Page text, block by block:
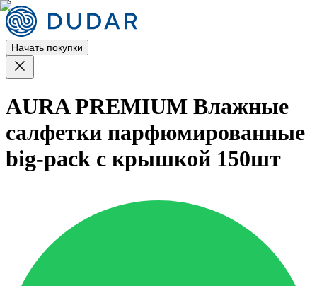
Начать покупки
AURA PREMIUM Влажные
салфетки парфюмированные
big-pack с крышкой 150шт